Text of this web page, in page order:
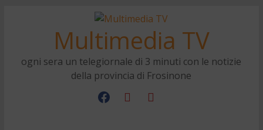
Multimedia TV
ogni sera un telegiornale di 3 minuti con le notizie
della provincia di Frosinone